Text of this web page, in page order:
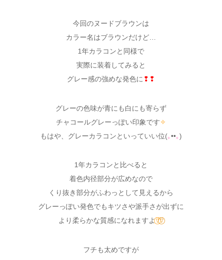
今回のヌードブラウンは
カラー名はブラウンだけど…
1年カラコンと同様で
実際に装着してみると
グレー感の強めな発色に❢❢
グレーの色味が青にも白にも寄らず
チャコールグレーっぽい印象です✧
もはや、グレーカラコンといっていい位(｡••｡)
1年カラコンと比べると
着色内径部分が広めなので
くり抜き部分がふわっとして見えるから
グレーっぽい発色でもキツさや派手さが出ずに
より柔らかな質感になれますよ⍢⃝⍢⃝
フチも太めですが